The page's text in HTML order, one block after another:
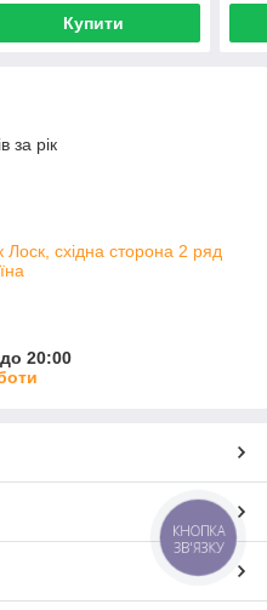
Купити
за рік
східна сторона 2 ряд
20:00
КНОПКА
ЗВ'ЯЗКУ